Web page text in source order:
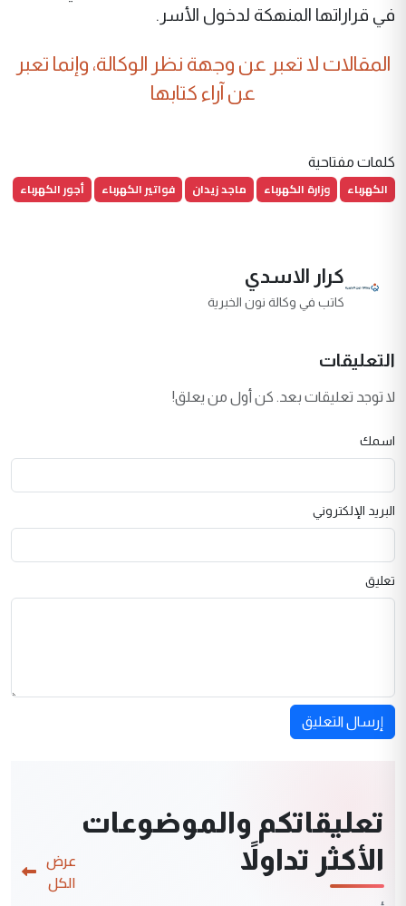
في قراراتها المنهكة لدخول الأسر.
المقالات لا تعبر عن وجهة نظر الوكالة، وإنما تعبر
عن آراء كتابها
كلمات مفتاحية
الكهرباء وزارة الكهرباء ماجد زيدان فواتير الكهرباء أجور الكهرباء
كرار الاسدي
كاتب في وكالة نون الخبرية
التعليقات
لا توجد تعليقات بعد. كن أول من يعلق!
اسمك
البريد الإلكتروني
تعليق
إرسال التعليق
تعليقاتكم والموضوعات
الأكثر تداولاً
عرض
الكل